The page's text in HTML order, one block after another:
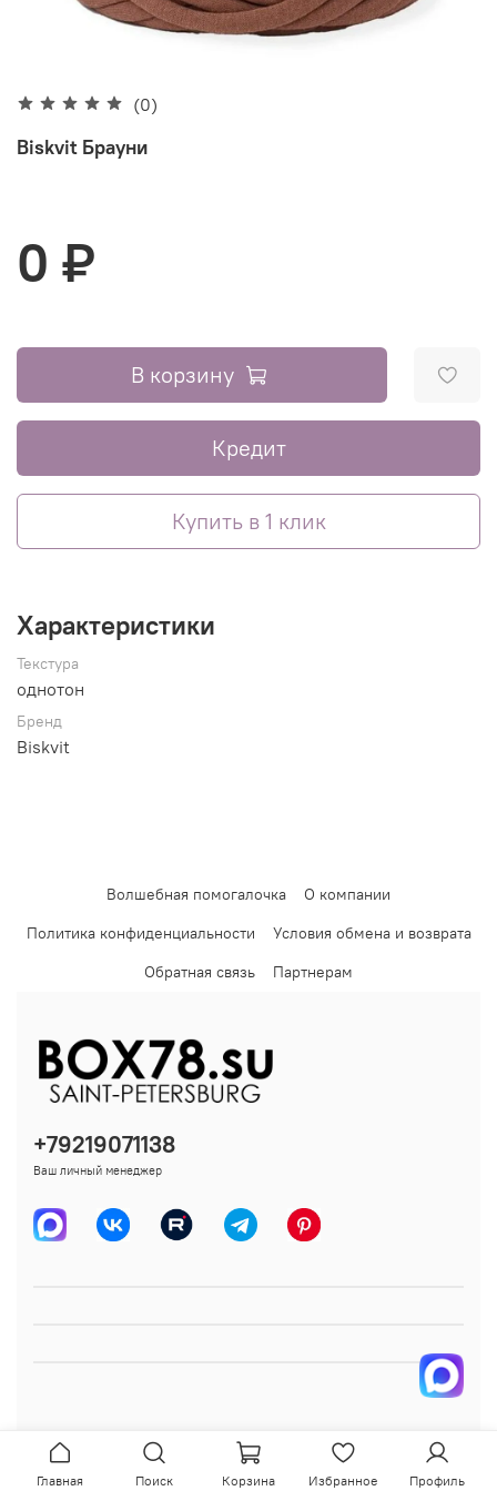
(0)
Biskvit Брауни
0 ₽
В корзину
Кредит
Купить в 1 клик
Характеристики
Текстура
однотон
Бренд
Biskvit
Волшебная помогалочка
О компании
Политика конфиденциальности
Условия обмена и возврата
Обратная связь
Партнерам
+79219071138
Ваш личный менеджер
Главная Поиск Корзина Избранное Профиль